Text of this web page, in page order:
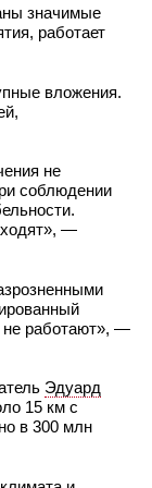
значимые
работает
вложения.
не
соблюдении
—
не работают», —
Эдуард
15 км с
в 300 млн